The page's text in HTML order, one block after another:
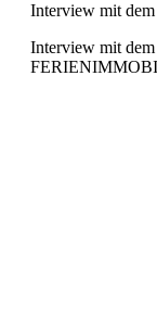
Interview mit
Interview mit